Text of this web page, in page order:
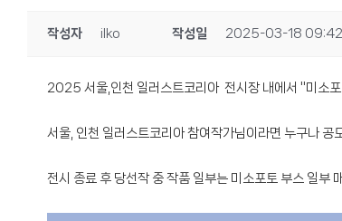
작성자 ilko 작성일 2025-03-18 09:42
2025 서울,인천 일러스트코리아 전시장 내에서 "미소
서울, 인천 일러스트코리아 참여작가님이라면 누구나 공
전시 종료 후 당선작 중 작품 일부는 미소포토 부스 일부